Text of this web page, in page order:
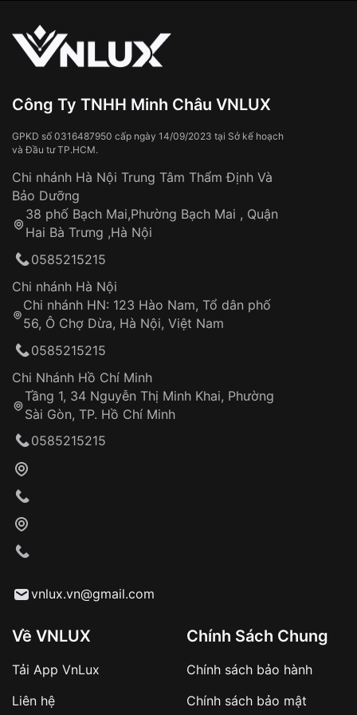
Từ khóa SEO:
Thời gian vận chuyển trung bình: 3 – 5 ngày
làm việc
Áp dụng cho tất cả tỉnh thành trên toàn quốc
Thời gian tính từ khi xác nhận đơn hàng thành
công
Hotline: 0585 215 215
Từ khóa SEO:
Khách hàng kiểm tra và thanh toán trực tiếp
Từ khóa SEO:
sản phẩm đặc biệt
Sử dụng sai cách như:
Tiếp xúc với hóa chất, chất tẩy rửa
Đeo đồng hồ khi tắm nước nóng, xông
Đồng hồ bị hư hỏng do:
Tai nạn hoặc tác động từ bên ngoài
Hao mòn tự nhiên theo thời gian:
Dây đeo
Sản phẩm đã bị:
Tự ý sửa chữa
thống VNLUX
Đảm bảo quyền lợi khách hàng
Đồng hành cùng khách hàng trong suốt quá
trình sử dụng
Công Ty TNHH Minh Châu VNLUX
GPKD số 0316487950 cấp ngày 14/09/2023 tại Sở kế hoạch
và Đầu tư TP.HCM.
Chi nhánh Hà Nội Trung Tâm Thẩm Định Và
Bảo Dưỡng
38 phố Bạch Mai,Phường Bạch Mai , Quận
Hai Bà Trưng ,Hà Nội
0585215215
Chi nhánh Hà Nội
Chi nhánh HN: 123 Hào Nam, Tổ dân phố
56, Ô Chợ Dừa, Hà Nội, Việt Nam
0585215215
Chi Nhánh Hồ Chí Minh
Tầng 1, 34 Nguyễn Thị Minh Khai, Phường
Sài Gòn, TP. Hồ Chí Minh
0585215215
vnlux.vn@gmail.com
Về VNLUX
Tải App VnLux
Liên hệ
Chính Sách Chung
Chính sách bảo hành
Chính sách bảo mật